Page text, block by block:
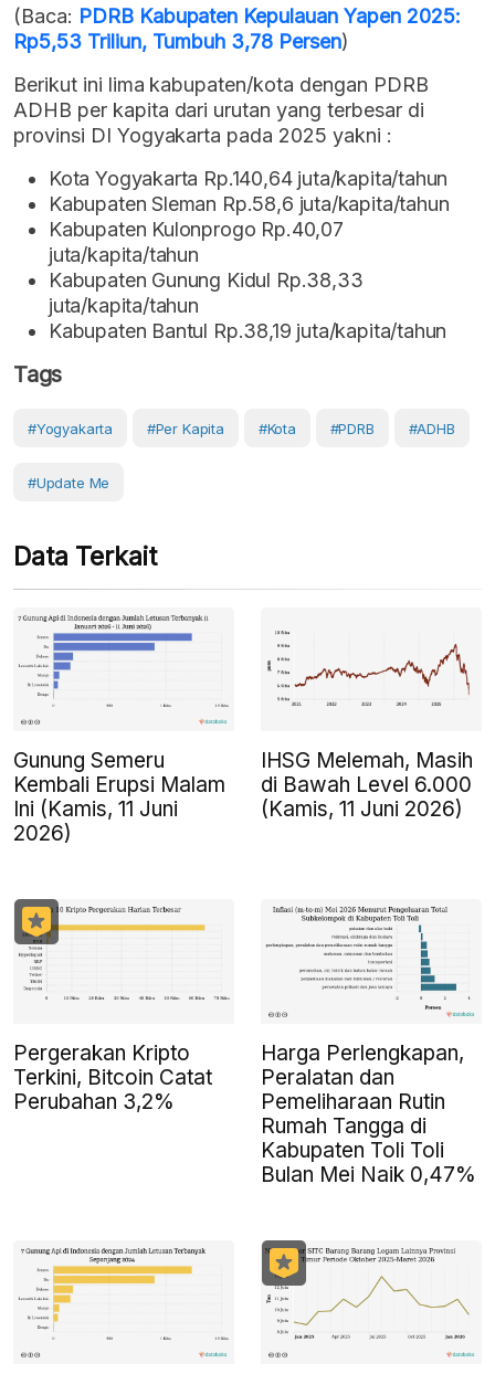
(Baca: PDRB Kabupaten Kepulauan Yapen 2025:
Rp5,53 Triliun, Tumbuh 3,78 Persen)
Berikut ini lima kabupaten/kota dengan PDRB
ADHB per kapita dari urutan yang terbesar di
provinsi DI Yogyakarta pada 2025 yakni :
Kota Yogyakarta Rp.140,64 juta/kapita/tahun
Kabupaten Sleman Rp.58,6 juta/kapita/tahun
Kabupaten Kulonprogo Rp.40,07
juta/kapita/tahun
Kabupaten Gunung Kidul Rp.38,33
juta/kapita/tahun
Kabupaten Bantul Rp.38,19 juta/kapita/tahun
Tags
#Yogyakarta #Per Kapita #Kota #PDRB #ADHB
#Update Me
Data Terkait
Gunung Semeru
Kembali Erupsi Malam
Ini (Kamis, 11 Juni
2026)
IHSG Melemah, Masih
di Bawah Level 6.000
(Kamis, 11 Juni 2026)
Pergerakan Kripto
Terkini, Bitcoin Catat
Perubahan 3,2%
Harga Perlengkapan,
Peralatan dan
Pemeliharaan Rutin
Rumah Tangga di
Kabupaten Toli Toli
Bulan Mei Naik 0,47%